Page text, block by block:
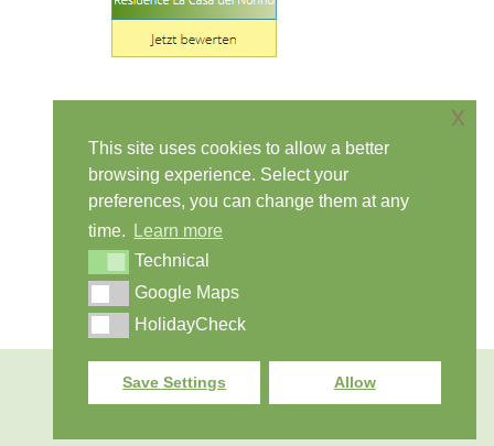
Simone:+39 347 1670408(Italiano, Inglese)
Scarica labrochure
2016 La Casa del Nonno
Navigation
This site uses cookies to allow a better
browsing experience. Select your
preferences, you can change them at any
time.
Learn more
Technical
Google Maps
HolidayCheck
Save Settings Allow
x